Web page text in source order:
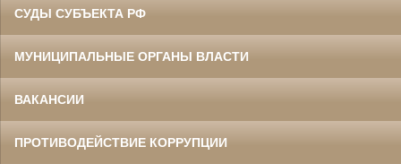
СУДЫ СУБЪЕКТА РФ
МУНИЦИПАЛЬНЫЕ ОРГАНЫ ВЛАСТИ
ВАКАНСИИ
ПРОТИВОДЕЙСТВИЕ КОРРУПЦИИ